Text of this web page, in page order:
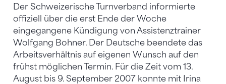
Der Schweizerische Turnverband informierte
offiziell über die erst Ende der Woche
eingegangene Kündigung von Assistenztrainer
Wolfgang Bohner. Der Deutsche beendete das
Arbeitsverhältnis auf eigenen Wunsch auf den
frühst möglichen Termin. Für die Zeit vom 13.
August bis 9. September 2007 konnte mit Irina